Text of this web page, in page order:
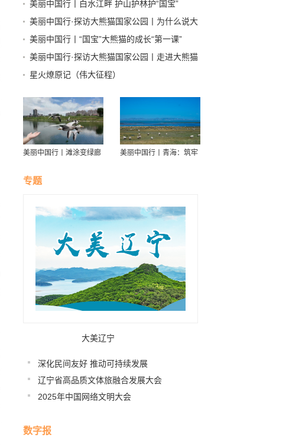
美丽中国行丨白水江畔 护山护林护“国宝”
美丽中国行·探访大熊猫国家公园丨为什么说大
熊猫是旗舰物种？
美丽中国行丨“国宝”大熊猫的成长“第一课”
美丽中国行·探访大熊猫国家公园丨走进大熊猫
国家公园甘肃片区
星火燎原记（伟大征程）
美丽中国行丨滩涂变绿廊
生态走廊
美丽中国行丨青海：筑牢
专题
大美辽宁
深化民间友好 推动可持续发展
辽宁省高品质文体旅融合发展大会
2025年中国网络文明大会
数字报